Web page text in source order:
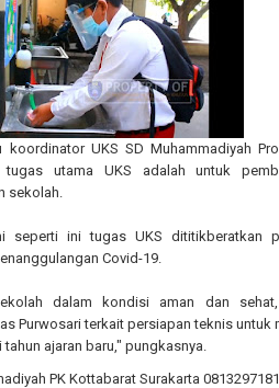
UKS SD Muhammadiyah
utama UKS adalah untuk
sekolah.
seperti ini tugas UKS dititikberatkan
Covid-19.
dalam kondisi aman dan
Purwosari terkait persiapan teknis untuk
ajaran baru," pungkasnya.
PK Kottabarat Surakarta